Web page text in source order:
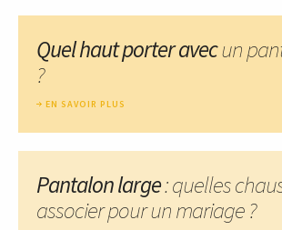
Quel haut porter avecun
?
EN SAVOIR PLUS
Pantalon large: quelles
associer pour un mariage ?